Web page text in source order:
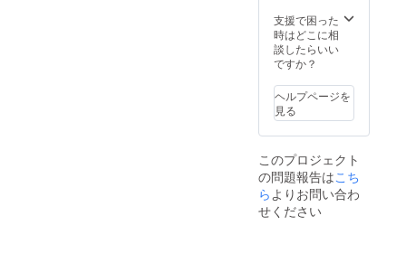
支援で困った
時はどこに相
談したらいい
ですか？
ヘルプページを
見る
このプロジェクト
の問題報告はこち
らよりお問い合わ
せください